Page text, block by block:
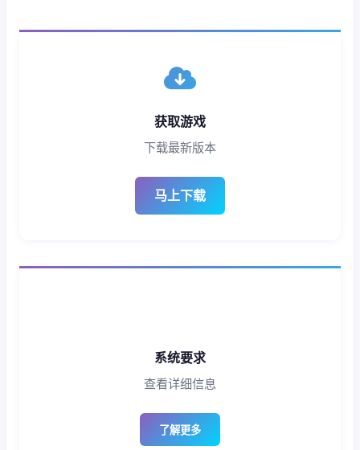
获取游戏
下载最新版本
马上下载
系统要求
查看详细信息
了解更多